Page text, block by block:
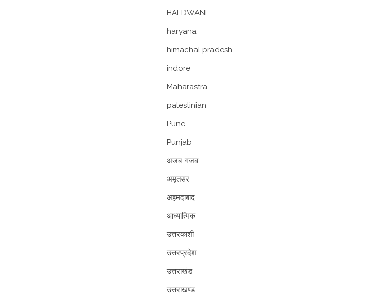
HALDWANI
haryana
himachal pradesh
indore
Maharastra
palestinian
Pune
Punjab
अजब-गजब
अमृतसर
अहमदाबाद
आध्यात्मिक
उत्तरकाशी
उत्तरप्रदेश
उत्तराखंड
उत्तराखण्ड